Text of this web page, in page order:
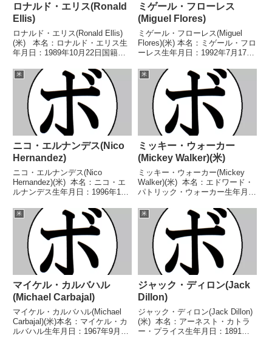
ロナルド・エリス(Ronald
Ellis)
ロナルド・エリス(Ronald Ellis)
(米) 本名：ロナルド・エリス生
年月日：1989年10月22日国籍：
無効試合 【獲得タイトル】
2010年度ナショナルゴールデン
グローブミドル級優勝...
ミゲール・フローレス
(Miguel Flores)
ミゲール・フローレス(Miguel
Flores)(米) 本名：ミゲール・フロ
ーレス生年月日：1992年7月17日
敗1分 【獲得タイトル】WBC米
国フェザー級王座 【戦歴】
2009/08/14 ○1R...
米
ニコ・エルナンデス(Nico
Hernandez)
ニコ・エルナンデス(Nico
Hernandez)(米) 本名：ニコ・エ
ルナンデス生年月日：1996年1月
(6KO) 【獲得タイトル】2014年
度全米ゴールデングローブライト
フライ級優勝(アマチュア)IBA...
米
ミッキー・ウォーカー
(Mickey Walker)(米)
ミッキー・ウォーカー(Mickey
Walker)(米) 本名：エドワード・
パトリック・ウォーカー生年月
績：164戦94勝(60KO)19敗4分2無
効試合45無判定 【獲得タイト
ル】NBA(WBA前身)...
米
マイケル・カルバハル
(Michael Carbajal)
マイケル・カルバハル(Michael
Carbajal)(米)本名：マイケル・カ
ルバハル生年月日：1967年9月17
米
ジャック・ディロン(Jack
Dillon)
ジャック・ディロン(Jack Dillon)
(米) 本名：アーネスト・カトラ
ー・プライス生年月日：1891年2